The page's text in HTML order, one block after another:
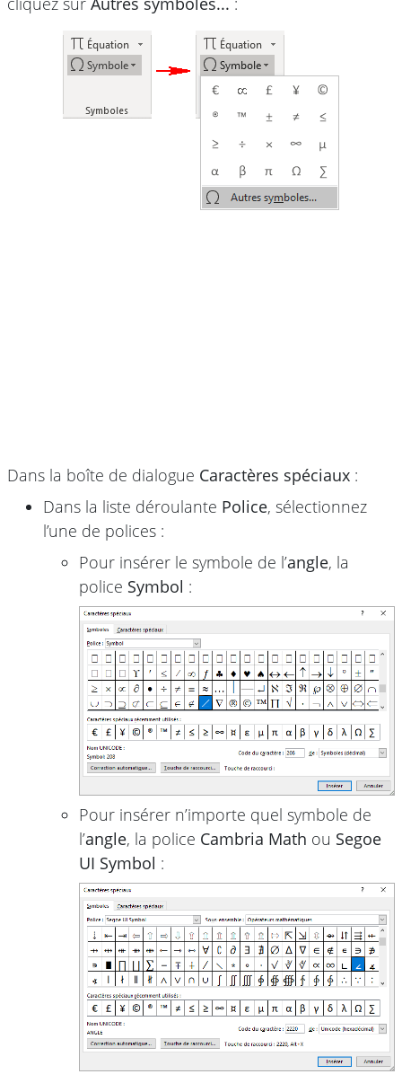
Dans la boîte de dialogue Caractères spéciaux :
Dans la liste déroulante Police, sélectionnez
l’une de polices :
Pour insérer le symbole de l’angle, la
police Symbol :
Pour insérer n’importe quel symbole de
l’angle, la police Cambria Math ou Segoe
UI Symbol :